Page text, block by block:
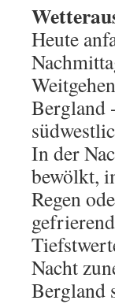
Heute
Bergland
In der
bewölkt,
Regen
Nacht
Bergland